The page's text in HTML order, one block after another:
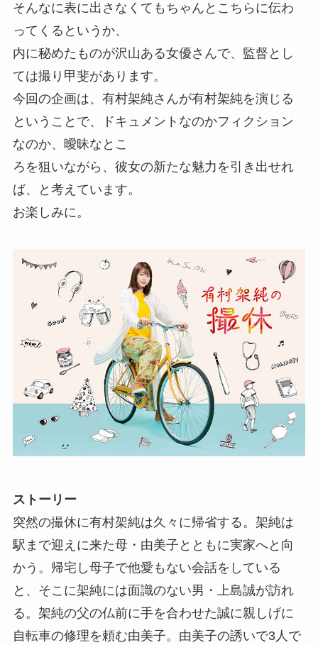
そんなに表に出さなくてもちゃんとこちらに伝わ
ってくるというか、
内に秘めたものが沢山ある女優さんで、監督とし
ては撮り甲斐があります。
今回の企画は、有村架純さんが有村架純を演じる
ということで、ドキュメントなのかフィクション
なのか、曖昧なとこ
ろを狙いながら、彼女の新たな魅力を引き出せれ
ば、と考えています。
お楽しみに。
ストーリー
突然の撮休に有村架純は久々に帰省する。架純は
駅まで迎えに来た母・由美子とともに実家へと向
かう。帰宅し母子で他愛もない会話をしている
と、そこに架純には面識のない男・上島誠が訪れ
る。架純の父の仏前に手を合わせた誠に親しげに
自転車の修理を頼む由美子。由美子の誘いで3人で